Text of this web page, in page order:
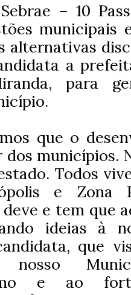
– 10
municipais
alternativas
a
para
que o
municípios.
Todos
e Zona
e tem que
ideias à
que
nosso
e ao